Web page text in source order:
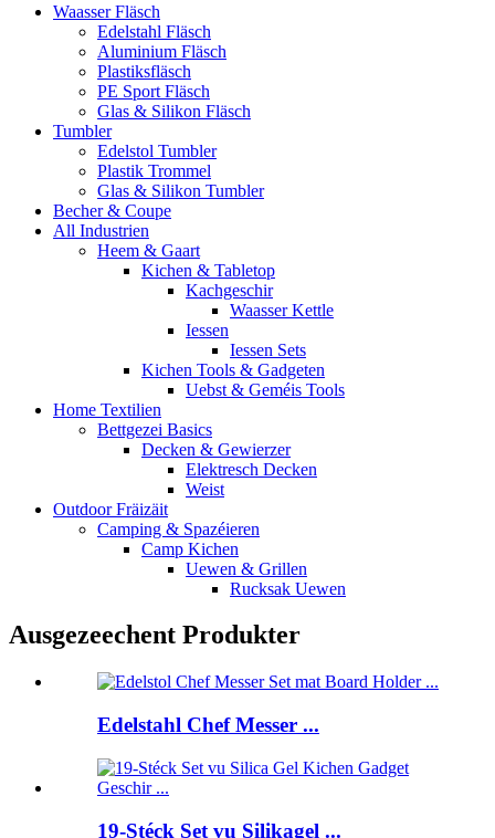
Waasser Fläsch
Edelstahl Fläsch
Aluminium Fläsch
Plastiksfläsch
PE Sport Fläsch
Glas & Silikon Fläsch
Tumbler
Edelstol Tumbler
Plastik Trommel
Glas & Silikon Tumbler
Becher & Coupe
All Industrien
Heem & Gaart
Kichen & Tabletop
Kachgeschir
Waasser Kettle
Iessen
Iessen Sets
Kichen Tools & Gadgeten
Uebst & Geméis Tools
Home Textilien
Bettgezei Basics
Decken & Gewierzer
Elektresch Decken
Weist
Outdoor Fräizäit
Camping & Spazéieren
Camp Kichen
Uewen & Grillen
Rucksak Uewen
Ausgezeechent Produkter
Edelstahl Chef Messer ...
19-Stéck Set vu Silikagel ...